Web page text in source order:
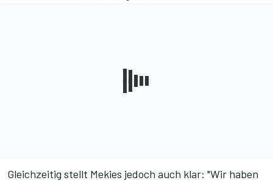
Gleichzeitig stellt Mekies jedoch auch klar: "Wir haben